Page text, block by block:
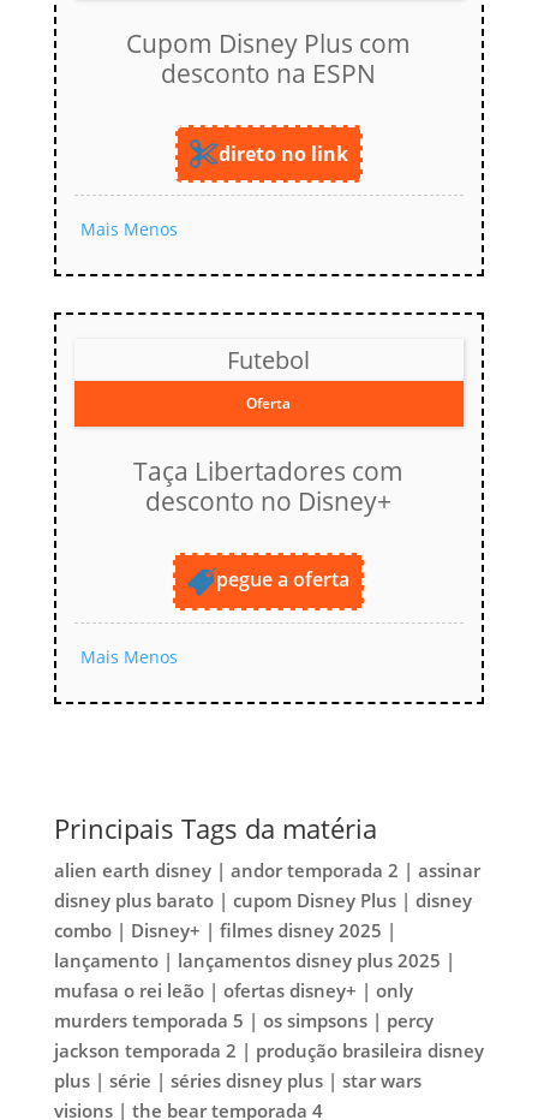
Cupom Disney Plus com
desconto na ESPN
direto no link
Mais Menos
Futebol
Oferta
Taça Libertadores com
desconto no Disney+
pegue a oferta
Mais Menos
Principais Tags da matéria
alien earth disney | andor temporada 2 | assinar
disney plus barato | cupom Disney Plus | disney
combo | Disney+ | filmes disney 2025 |
lançamento | lançamentos disney plus 2025 |
mufasa o rei leão | ofertas disney+ | only
murders temporada 5 | os simpsons | percy
jackson temporada 2 | produção brasileira disney
plus | série | séries disney plus | star wars
visions | the bear temporada 4